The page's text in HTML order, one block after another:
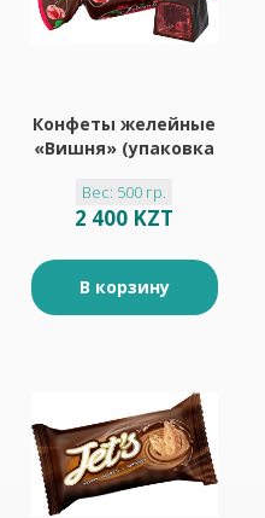
Конфеты желейные
«Вишня» (упаковка
Вес: 500 гр.
2 400 KZT
В корзину